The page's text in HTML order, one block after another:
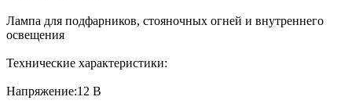
Лампа для подфарников, стояночных огней и внутреннего
освещения
Технические характеристики:
Напряжение:12 В